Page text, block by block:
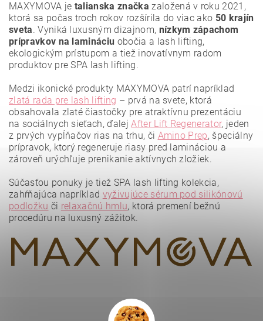
Vložením hodnotenie súhlasíte spodmienkami ochrany
MAXYMOVA je talianska značka založená v roku 2021,
ktorá sa počas troch rokov rozšírila do viac ako 50 krajín
sveta. Vyniká luxusným dizajnom, nízkym zápachom
prípravkov na lamináciu obočia a lash lifting,
ekologickým prístupom a tiež inovatívnym radom
produktov pre SPA lash lifting.
Medzi ikonické produkty MAXYMOVA patrí napríklad
zlatá rada pre lash lifting – prvá na svete, ktorá
obsahovala zlaté čiastočky pre atraktívnu prezentáciu
na sociálnych sieťach, ďalejAfter Lift Regenerator, jeden
z prvých vypĺňačov rias na trhu, či Amino Prep, špeciálny
prípravok, ktorý regeneruje riasy pred lamináciou a
zároveň urýchľuje prenikanie aktívnych zložiek.
Súčasťou ponuky je tiež SPA lash lifting kolekcia,
zahŕňajúca napríklad vyživujúce sérum pod silikónovú
podložku či relaxačnú hmlu, ktorá premení bežnú
procedúru na luxusný zážitok.